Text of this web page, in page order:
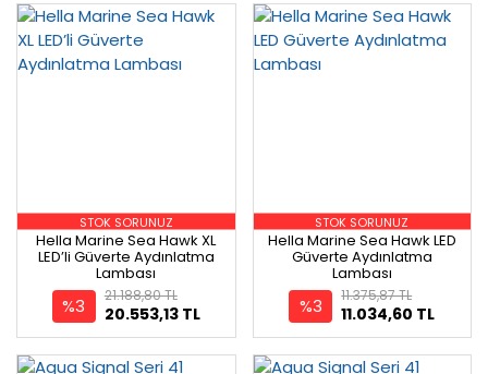
STOK SORUNUZ
Hella Marine Sea Hawk XL
LED’li Güverte Aydınlatma
Lambası
%3 20.553,13 TL
21.188,80 TL
STOK SORUNUZ
Hella Marine Sea Hawk LED
Güverte Aydınlatma
Lambası
%3 11.034,60 TL
11.375,87 TL